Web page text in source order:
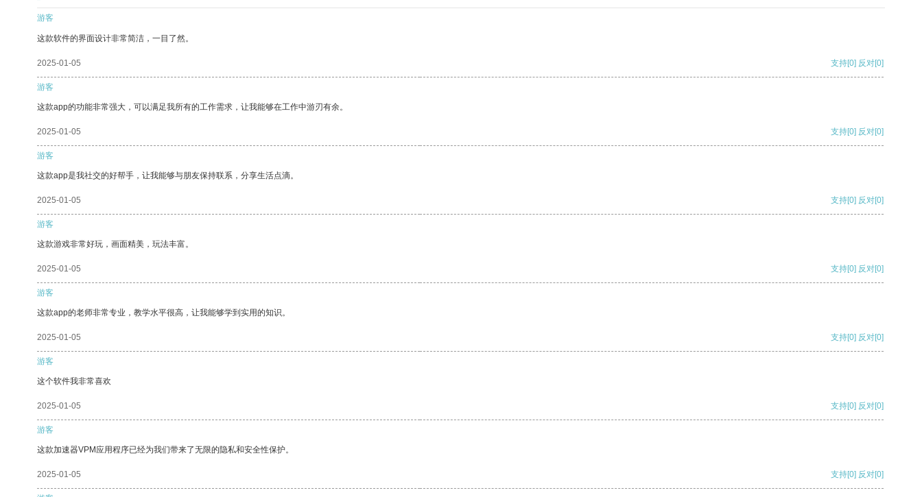
游客
这款软件的界面设计非常简洁，一目了然。
2025-01-05 支持[0] 反对[0]
游客
这款app的功能非常强大，可以满足我所有的工作需求，让我能够在工作中游刃有余。
2025-01-05 支持[0] 反对[0]
游客
这款app是我社交的好帮手，让我能够与朋友保持联系，分享生活点滴。
2025-01-05 支持[0] 反对[0]
游客
这款游戏非常好玩，画面精美，玩法丰富。
2025-01-05 支持[0] 反对[0]
游客
这款app的老师非常专业，教学水平很高，让我能够学到实用的知识。
2025-01-05 支持[0] 反对[0]
游客
这个软件我非常喜欢
2025-01-05 支持[0] 反对[0]
游客
这款加速器VPM应用程序已经为我们带来了无限的隐私和安全性保护。
2025-01-05 支持[0] 反对[0]